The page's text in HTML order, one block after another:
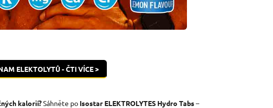
ELEKTOLYTŮ - ČTI VÍCE >
kalorií?Sáhněte po Isostar ELEKTROLYTES Hydro Tabs–